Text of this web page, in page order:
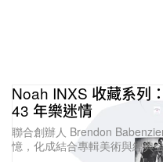
Noah INXS 收藏系列
43 年樂迷情
聯合創辦人 Brendon
憶，化成結合專輯美術與經典